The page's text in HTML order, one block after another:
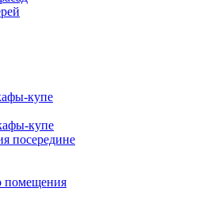
купе
купе
посередине
помещения